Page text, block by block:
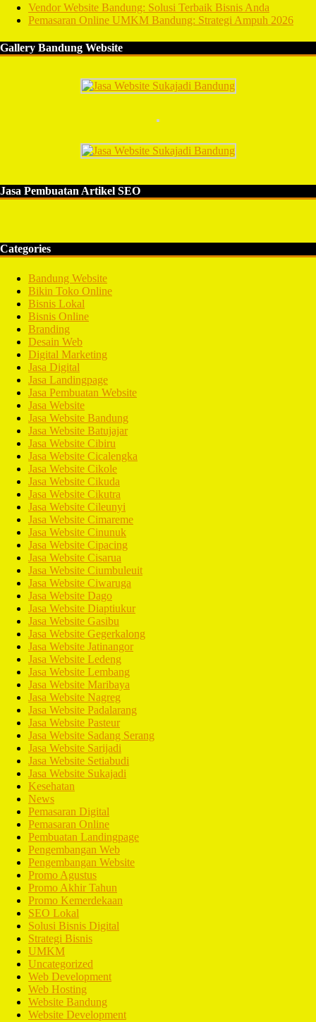
Vendor Website Bandung: Solusi Terbaik Bisnis Anda
Pemasaran Online UMKM Bandung: Strategi Ampuh 2026
Gallery Bandung Website
Jasa Pembuatan Artikel SEO
Categories
Bandung Website
Bikin Toko Online
Bisnis Lokal
Bisnis Online
Branding
Desain Web
Digital Marketing
Jasa Digital
Jasa Landingpage
Jasa Pembuatan Website
Jasa Website
Jasa Website Bandung
Jasa Website Batujajar
Jasa Website Cibiru
Jasa Website Cicalengka
Jasa Website Cikole
Jasa Website Cikuda
Jasa Website Cikutra
Jasa Website Cileunyi
Jasa Website Cimareme
Jasa Website Cinunuk
Jasa Website Cipacing
Jasa Website Cisarua
Jasa Website Ciumbuleuit
Jasa Website Ciwaruga
Jasa Website Dago
Jasa Website Diaptiukur
Jasa Website Gasibu
Jasa Website Gegerkalong
Jasa Website Jatinangor
Jasa Website Ledeng
Jasa Website Lembang
Jasa Website Maribaya
Jasa Website Nagreg
Jasa Website Padalarang
Jasa Website Pasteur
Jasa Website Sadang Serang
Jasa Website Sarijadi
Jasa Website Setiabudi
Jasa Website Sukajadi
Kesehatan
News
Pemasaran Digital
Pemasaran Online
Pembuatan Landingpage
Pengembangan Web
Pengembangan Website
Promo Agustus
Promo Akhir Tahun
Promo Kemerdekaan
SEO Lokal
Solusi Bisnis Digital
Strategi Bisnis
UMKM
Uncategorized
Web Development
Web Hosting
Website Bandung
Website Development